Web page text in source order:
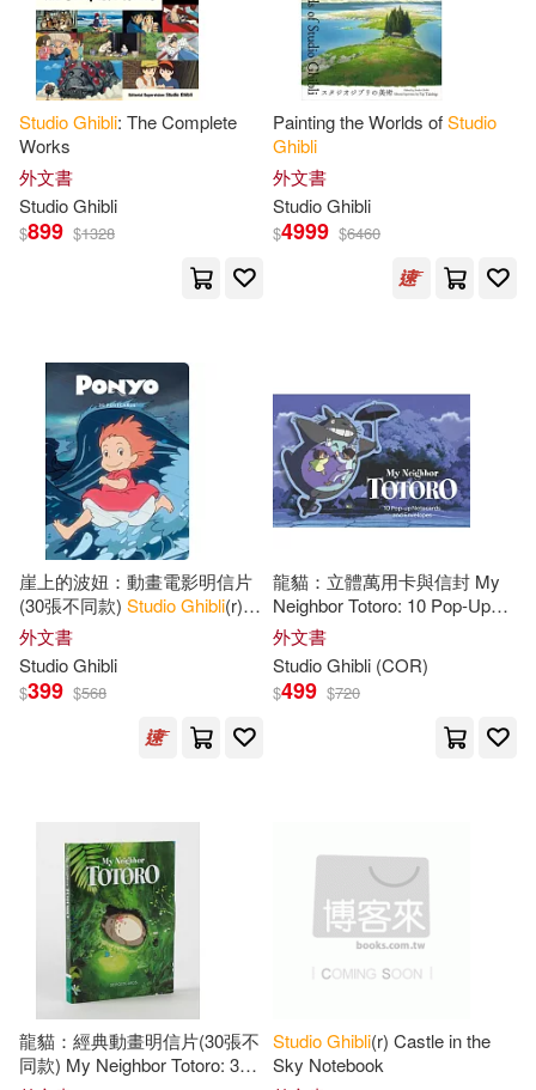
本週上市新品(3)
電子書 (可複選)
適合手機平板閱讀(1)
現在可購買商品(68)
作者/演唱/譯/編/繪(60)
價格
範圍
StudioGhibli: The Complete
Works
外文書
StudioGhibli
$899 $1328
Painting the Worlds ofStudio
Ghibli
外文書
StudioGhibli
$4999 $6460
崖上的波妞：動畫電影明信片
(30張不同款) StudioGhibli(r)
Ponyo: 30 Postcards
外文書
StudioGhibli
$399 $568
龍貓：立體萬用卡與信封 My
Neighbor Totoro: 10 Pop-Up
Notecards and Envelopes
外文書
StudioGhibli (COR)
$499 $720
龍貓：經典動畫明信片(30張不
同款) My Neighbor Totoro: 30
StudioGhibli(r) Castle in the
Sky Notebook